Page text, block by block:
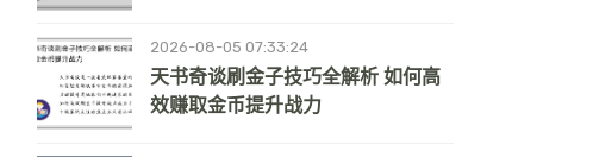
2026-08-05 07:33:24
天书奇谈刷金子技巧全解析 如何高
效赚取金币提升战力